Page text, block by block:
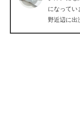
経営リーダーのコ
マーケ×ITの今がよ
になってい
野近辺に出